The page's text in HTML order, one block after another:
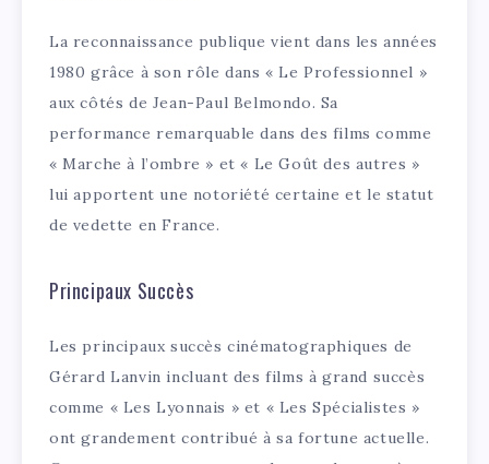
La reconnaissance publique vient dans les années
1980 grâce à son rôle dans « Le Professionnel »
aux côtés de Jean-Paul Belmondo. Sa
performance remarquable dans des films comme
« Marche à l’ombre » et « Le Goût des autres »
lui apportent une notoriété certaine et le statut
de vedette en France.
Principaux Succès
Les principaux succès cinématographiques de
Gérard Lanvin incluant des films à grand succès
comme « Les Lyonnais » et « Les Spécialistes »
ont grandement contribué à sa fortune actuelle.